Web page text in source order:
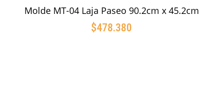
Molde MT-04 Laja Paseo 90.2cm x 45.2cm
$478.380